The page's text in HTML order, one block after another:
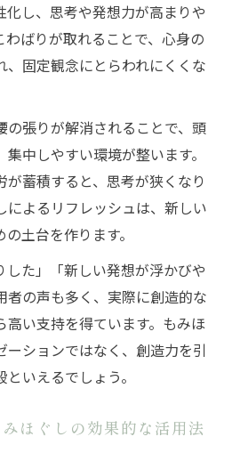
化し、思考や発想力が高まりや
ばりが取れることで、心身の
、固定観念にとらわれにくくな
の張りが解消されることで、頭
中しやすい環境が整います。
蓄積すると、思考が狭くなり
によるリフレッシュは、新しい
土台を作ります。
た」「新しい発想が浮かびや
者の声も多く、実際に創造的な
い支持を得ています。もみほ
ーションではなく、創造力を引
いえるでしょう。
ほぐしの効果的な活用法